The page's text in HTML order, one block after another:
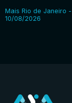
Mais Rio de Janeiro -
10/08/2026